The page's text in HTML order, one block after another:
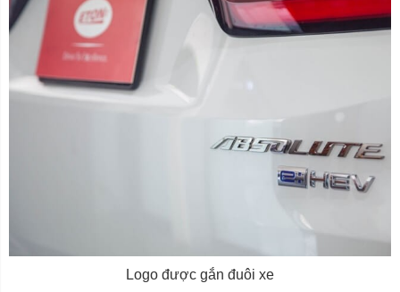
Logo được gắn đuôi xe